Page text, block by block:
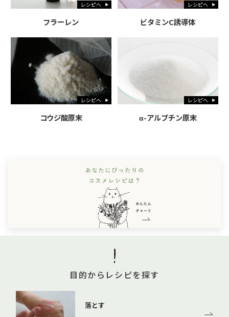
レシピへ
フラーレン
レシピへ
ビタミンC誘導体
レシピへ
コウジ酸原末
レシピへ
α-アルブチン原末
目的からレシピを探す
落とす